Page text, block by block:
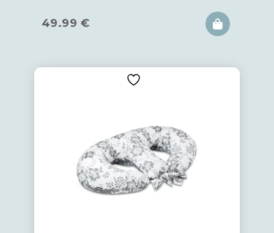
49.99 €